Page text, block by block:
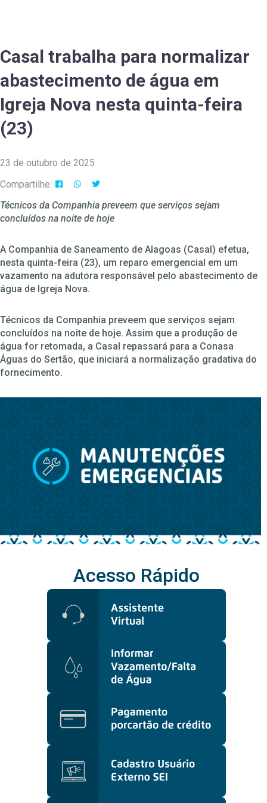
Casal trabalha para normalizar
abastecimento de água em
Igreja Nova nesta quinta-feira
(23)
23 de outubro de 2025
Compartilhe:
Técnicos da Companhia preveem que serviços sejam
concluídos na noite de hoje
A Companhia de Saneamento de Alagoas (Casal) efetua,
nesta quinta-feira (23), um reparo emergencial em um
vazamento na adutora responsável pelo abastecimento de
água de Igreja Nova.
Técnicos da Companhia preveem que serviços sejam
concluídos na noite de hoje. Assim que a produção de
água for retomada, a Casal repassará para a Conasa
Águas do Sertão, que iniciará a normalização gradativa do
fornecimento.
Acesso Rápido